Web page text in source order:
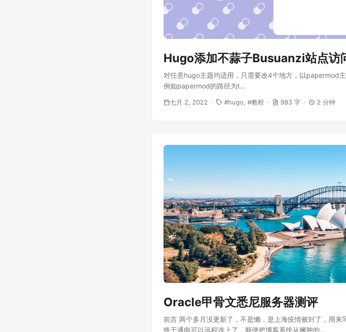
Hugo添加不蒜子Busuanzi站点访
对任意hugo主题均适用，只需要改4个地方，以papermod
例如papermod的路径为t...
七月 2, 2022 hugo 教程 983 字 2 分钟
Oracle甲骨文悉尼服务器测评
前言 两个多月没更新了，不是懒，是上海疫情被封了，用
终于通电可以远程连上了，顺便把博客系统从臃肿的...